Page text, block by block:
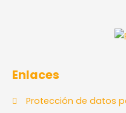
Enlaces
Protección de datos